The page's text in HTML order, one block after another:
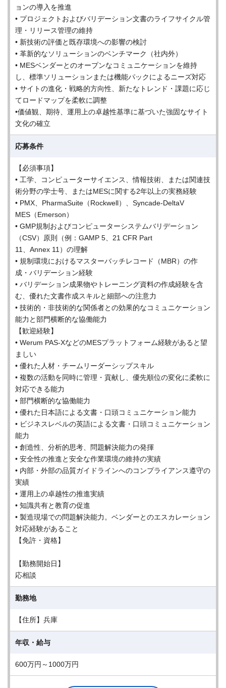
ョンの導入を推進
• プロジェクトおよびバリデーション文書のライフサイクル管
理・リリース管理の維持
• 新技術の評価と既存環境への影響の検討
• 革新的なソリューションのベンチマーク（社内外）
• MESベンダーとのオープンなコミュニケーションを維持
し、標準ソリューションまたは機能パックによるニーズ対応
• サイトの進化・戦略的方向性、新たなトレンド・課題に応じ
てロードマップを柔軟に調整
•価値観、期待、運用上の卓越性基準に基づいた強固なサイト
文化の確立
応募条件
【必須事項】
• 工学、コンピューターサイエンス、情報技術、または関連技
術分野の学士号、またはMESに関する2年以上の実務経験
• PMX、PharmaSuite（Rockwell）、Syncade-DeltaV
MES（Emerson）
• GMP規制およびコンピューターシステムバリデーション
（CSV）原則（例：GAMP 5、21 CFR Part
11、Annex 11）の理解
• 規制環境におけるマスターバッチレコード（MBR）の作
成・バリデーション経験
• バリデーション成果物やトレーニング資料の作成経験を含
む、優れた文書作成スキルと細部への注意力
• 技術的・非技術的な関係者との効果的なコミュニケーション
能力と部門横断的な協働能力
【歓迎経験】
• Werum PAS-XなどのMESプラットフォーム経験があると望
ましい
• 優れた人材・チームリーダーシップスキル
• 複数の活動を同時に管理・貢献し、優先順位の変化に柔軟に
対応できる能力
• 部門横断的な協働能力
• 優れた日本語による文書・口頭コミュニケーション能力
• ビジネスレベルの英語による文書・口頭コミュニケーション
能力
• 創造性、分析的思考、問題解決能力の発揮
• 安全性の推進と安全な作業環境の維持の実績
• 内部・外部の品質ガイドラインへのコンプライアンス遵守の
実績
• 運用上の卓越性の推進実績
• 知識共有と教育の促進
• 製造現場での問題解決能力。ベンダーとのエスカレーション
対応経験があること
【免許・資格】
【勤務開始日】
応相談
勤務地
【住所】兵庫
年収・給与
600万円～1000万円